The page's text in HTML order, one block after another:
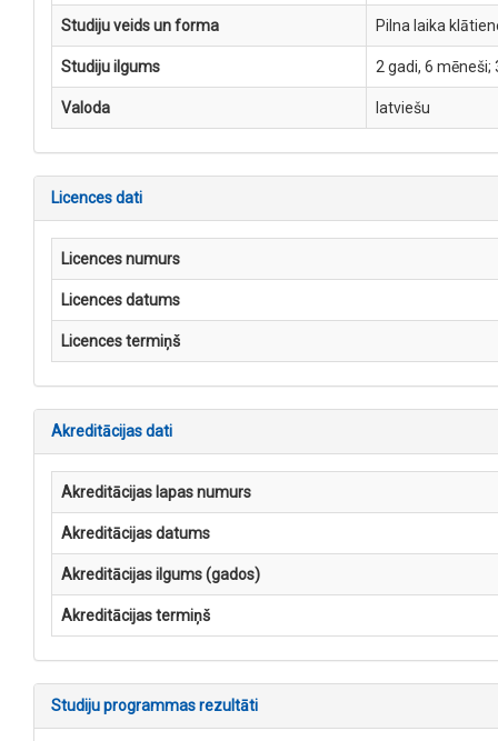
Studiju veids un forma Pilna laika
Studiju ilgums 2 gadi, 6 mēneši;
Valoda latviešu
Licences dati
Licences numurs
Licences datums
Licences termiņš
Akreditācijas dati
Akreditācijas lapas numurs
Akreditācijas datums
Akreditācijas ilgums (gados)
Akreditācijas termiņš
Studiju programmas rezultāti